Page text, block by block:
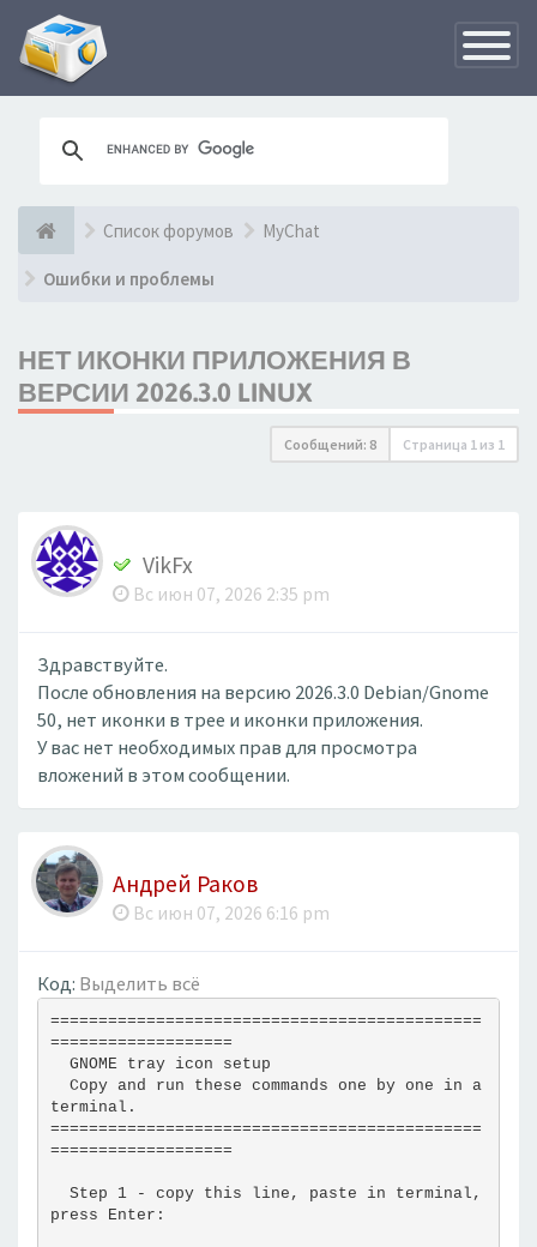
Список форумов MyChat
Ошибки и проблемы
НЕТ ИКОНКИ ПРИЛОЖЕНИЯ В
ВЕРСИИ 2026.3.0 LINUX
Сообщений: 8 Страница 1 из 1
VikFx
Вс июн 07, 2026 2:35 pm
Здравствуйте.
После обновления на версию 2026.3.0 Debian/Gnome
50, нет иконки в трее и иконки приложения.
У вас нет необходимых прав для просмотра
вложений в этом сообщении.
Андрей Раков
Вс июн 07, 2026 6:16 pm
Код: Выделить всё
=============================================
===================
GNOME tray icon setup
Copy and run these commands one by one in a
terminal.
=============================================
===================
Step 1 - copy this line, paste in terminal,
press Enter: